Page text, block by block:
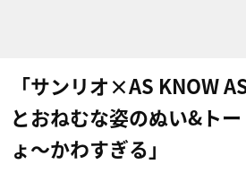
「サンリオ×AS KNOW
とおねむな姿のぬい&ト
ょ〜かわすぎる」